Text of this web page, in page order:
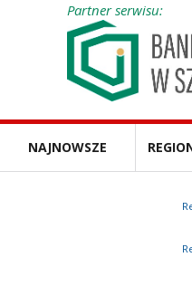
Partner serwisu:
NAJNOWSZE